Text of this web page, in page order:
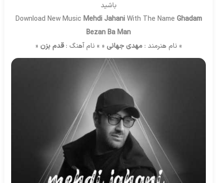
باشید
Download New Music Mehdi JahaniWith The Name Ghadam
Bezan Ba Man
» نام هنرمند :مهدی جهانی « » نام آهنگ :قدم بزن «